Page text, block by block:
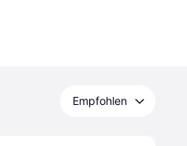
Empfohlen